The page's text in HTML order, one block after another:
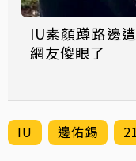
IU素顏蹲路邊
網友傻眼了
IU 邊佑錫